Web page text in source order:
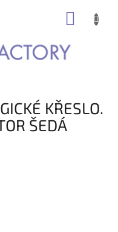
KŘESLO.
ŠEDÁ